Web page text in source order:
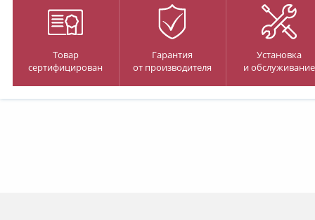
Товар
сертифицирован
Гарантия
от производителя
Установка
и обслуживание